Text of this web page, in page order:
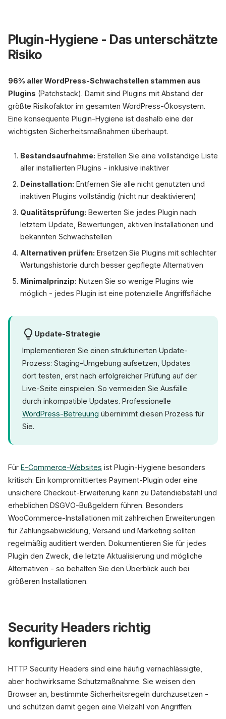
Plugin-Hygiene - Das unterschätzte
Risiko
96% aller WordPress-Schwachstellen stammen aus
Plugins (Patchstack). Damit sind Plugins mit Abstand der
größte Risikofaktor im gesamten WordPress-Ökosystem.
Eine konsequente Plugin-Hygiene ist deshalb eine der
wichtigsten Sicherheitsmaßnahmen überhaupt.
Bestandsaufnahme: Erstellen Sie eine vollständige Liste
aller installierten Plugins - inklusive inaktiver
Deinstallation: Entfernen Sie alle nicht genutzten und
inaktiven Plugins vollständig (nicht nur deaktivieren)
Qualitätsprüfung: Bewerten Sie jedes Plugin nach
letztem Update, Bewertungen, aktiven Installationen und
bekannten Schwachstellen
Alternativen prüfen: Ersetzen Sie Plugins mit schlechter
Wartungshistorie durch besser gepflegte Alternativen
Minimalprinzip: Nutzen Sie so wenige Plugins wie
möglich - jedes Plugin ist eine potenzielle Angriffsfläche
Update-Strategie
Implementieren Sie einen strukturierten Update-
Prozess: Staging-Umgebung aufsetzen, Updates
dort testen, erst nach erfolgreicher Prüfung auf der
Live-Seite einspielen. So vermeiden Sie Ausfälle
durch inkompatible Updates. Professionelle
WordPress-Betreuung übernimmt diesen Prozess für
Sie.
Für E-Commerce-Websites ist Plugin-Hygiene besonders
kritisch: Ein kompromittiertes Payment-Plugin oder eine
unsichere Checkout-Erweiterung kann zu Datendiebstahl und
erheblichen DSGVO-Bußgeldern führen. Besonders
WooCommerce-Installationen mit zahlreichen Erweiterungen
für Zahlungsabwicklung, Versand und Marketing sollten
regelmäßig auditiert werden. Dokumentieren Sie für jedes
Plugin den Zweck, die letzte Aktualisierung und mögliche
Alternativen - so behalten Sie den Überblick auch bei
größeren Installationen.
Security Headers richtig
konfigurieren
HTTP Security Headers sind eine häufig vernachlässigte,
aber hochwirksame Schutzmaßnahme. Sie weisen den
Browser an, bestimmte Sicherheitsregeln durchzusetzen -
und schützen damit gegen eine Vielzahl von Angriffen: